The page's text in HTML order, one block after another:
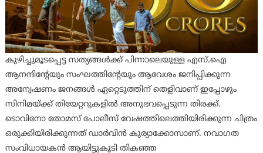
കുഴിച്ചുമൂടപ്പെട്ട സത്യങ്ങള്‍ക്ക് പിന്നാലെയുള്ള എസ്.ഐ
ആനന്ദിന്റേയും സംഘത്തിന്റേയും ആവേശം ജനിപ്പിക്കുന്ന
അന്വേഷണം ജനങ്ങള്‍ ഏറ്റെടുത്തിന് തെളിവാണ് ഇപ്പോഴും
സിനിമയ്ക്ക് തിയേറ്ററുകളില്‍ അനുഭവപ്പെടുന്ന തിരക്ക്.
ടൊവിനോ തോമസ് പോലീസ് വേഷത്തിലെത്തിയിരിക്കുന്ന ചിത്രം
ഒരുക്കിയിരിക്കുന്നത് ഡാര്‍വിന്‍ കുര്യാക്കോസാണ്. നവാഗത
സംവിധായകന്‍ ആയിട്ടുകൂടി തികഞ്ഞ